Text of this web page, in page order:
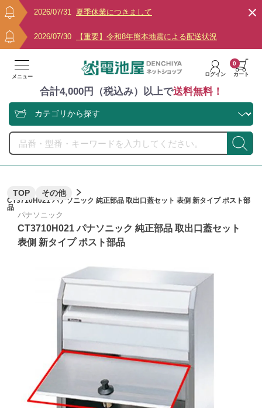
2026/07/31 夏季休業につきまして
2026/07/30 【重要】令和8年熊本地震による配送状況
メニュー ログイン カート
0
合計4,000円（税込み）以上で送料無料！
TOP その他
CT3710H021 パナソニック 純正部品 取出口蓋セット 表側 新タイプ ポスト部
品
パナソニック
CT3710H021 パナソニック 純正部品 取出口蓋セット
表側 新タイプ ポスト部品